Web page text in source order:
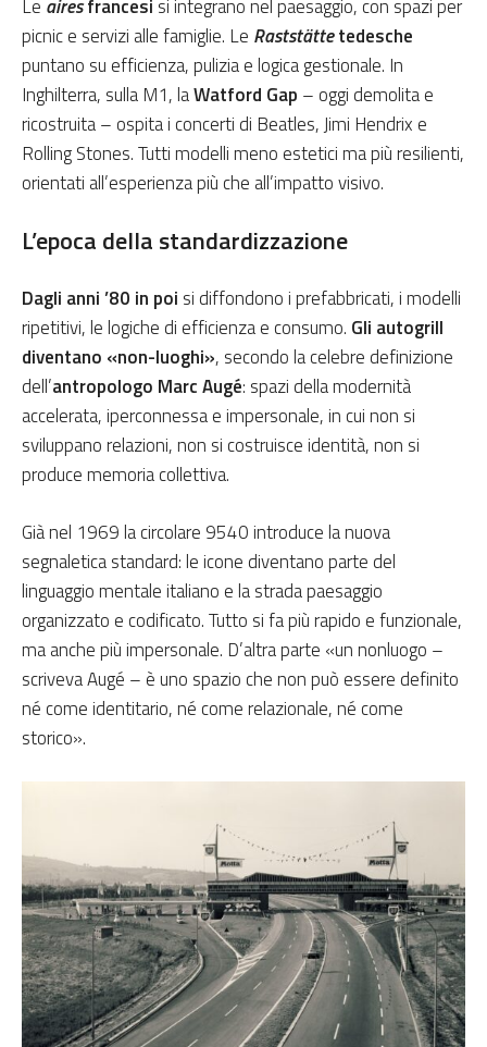
Le airesfrancesi si integrano nel paesaggio, con spazi per
picnic e servizi alle famiglie. Le Raststättetedesche
puntano su efficienza, pulizia e logica gestionale. In
Inghilterra, sulla M1, laWatford Gap – oggi demolita e
ricostruita – ospita i concerti di Beatles, Jimi Hendrix e
Rolling Stones. Tutti modelli meno estetici ma più resilienti,
orientati all’esperienza più che all’impatto visivo.
L’epoca della standardizzazione
Dagli anni ’80 in poi si diffondono i prefabbricati, i modelli
ripetitivi, le logiche di efficienza e consumo. Gli autogrill
diventano «non-luoghi», secondo la celebre definizione
dell’antropologo Marc Augé: spazi della modernità
accelerata, iperconnessa e impersonale, in cui non si
sviluppano relazioni, non si costruisce identità, non si
produce memoria collettiva.
Già nel 1969 la circolare 9540 introduce la nuova
segnaletica standard: le icone diventano parte del
linguaggio mentale italiano e la strada paesaggio
organizzato e codificato. Tutto si fa più rapido e funzionale,
ma anche più impersonale. D’altra parte «un nonluogo –
scriveva Augé – è uno spazio che non può essere definito
né come identitario, né come relazionale, né come
storico».